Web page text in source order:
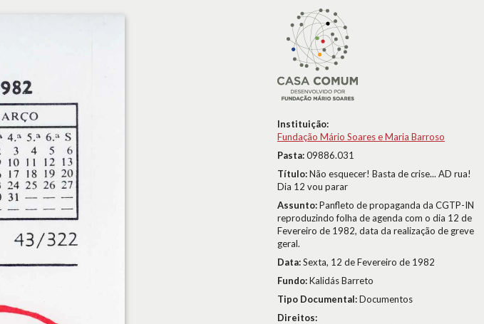
Instituição:
Fundação Mário Soares e Maria Barroso
Pasta:09886.031
Título:Não esquecer! Basta de crise... AD rua!
Dia 12 vou parar
Assunto:Panfleto de propaganda da CGTP-IN
reproduzindo folha de agenda com o dia 12 de
Fevereiro de 1982, data da realização de greve
geral.
Data:Sexta, 12 de Fevereiro de 1982
Fundo:Kalidás Barreto
Tipo Documental:Documentos
Direitos: